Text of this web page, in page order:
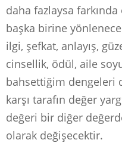
daha fazlaysa
başka birine
ilgi, şefkat, anlayış,
cinsellik, ödül, aile
bahsettiğim dengeleri
karşı tarafın değer
değeri bir diğer
olarak değişecektir.